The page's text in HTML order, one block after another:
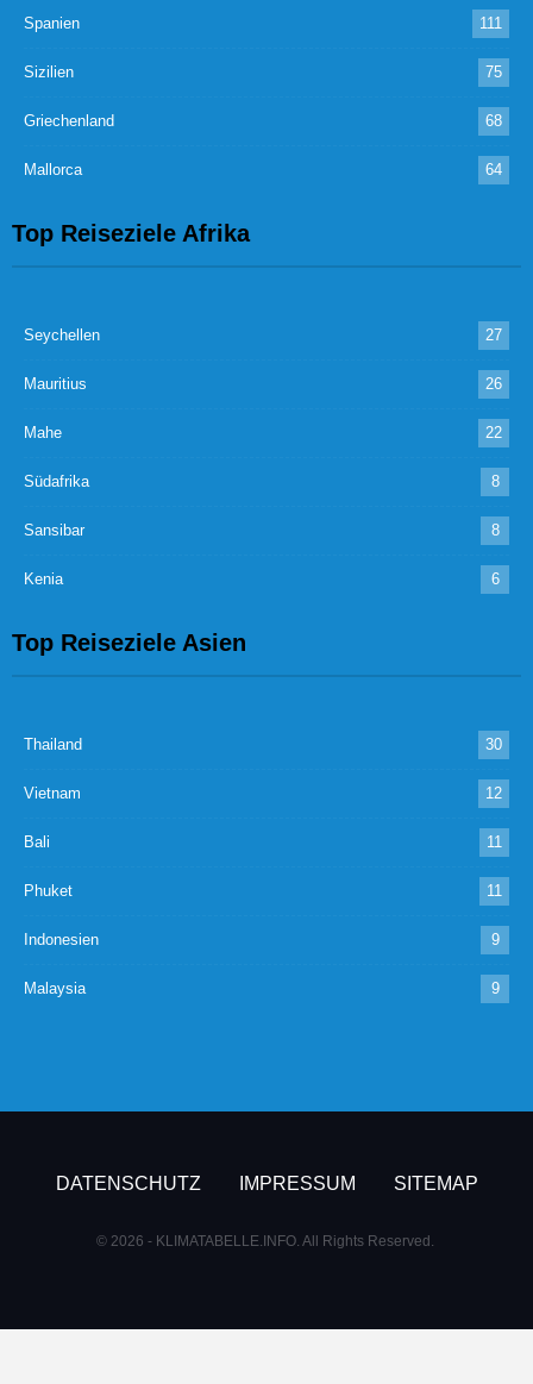
Spanien 111
Sizilien 75
Griechenland 68
Mallorca 64
Top Reiseziele Afrika
Seychellen 27
Mauritius 26
Mahe 22
Südafrika 8
Sansibar 8
Kenia 6
Top Reiseziele Asien
Thailand 30
Vietnam 12
Bali 11
Phuket 11
Indonesien 9
Malaysia 9
DATENSCHUTZ IMPRESSUM SITEMAP
© 2026 - KLIMATABELLE.INFO. All Rights Reserved.